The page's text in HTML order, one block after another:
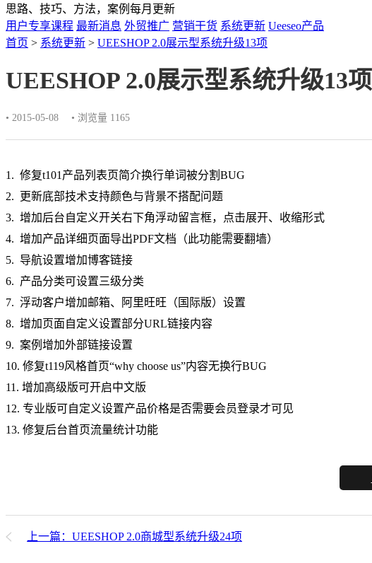
思路、技巧、方法，案例每月更新
用户专享课程 最新消息 外贸推广 营销干货 系统更新 Ueeseo产品
首页 > 系统更新 > UEESHOP 2.0展示型系统升级13项
UEESHOP 2.0展示型系统升级13项
• 2015-05-08 • 浏览量 1165
1. 修复t101产品列表页简介换行单词被分割BUG
2. 更新底部技术支持颜色与背景不搭配问题
3. 增加后台自定义开关右下角浮动留言框，点击展开、收缩形式
4. 增加产品详细页面导出PDF文档（此功能需要翻墙）
5. 导航设置增加博客链接
6. 产品分类可设置三级分类
7. 浮动客户增加邮箱、阿里旺旺（国际版）设置
8. 增加页面自定义设置部分URL链接内容
9. 案例增加外部链接设置
10. 修复t119风格首页“why choose us”内容无换行BUG
11. 增加高级版可开启中文版
12. 专业版可自定义设置产品价格是否需要会员登录才可见
13. 修复后台首页流量统计功能
上一篇：UEESHOP 2.0商城型系统升级24项